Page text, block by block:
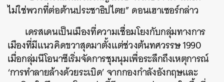
ไม่ใช่พวกที่ต่อต้านประชาธิปไตย”ดอนเฮาเซอร์กล่าว
เดรสเดนเป็นเมืองที่ความเชื่อมโยงกับกลุ่มทางการ
เมืองที่มีแนวคิดขวาสุดมาตั้งแต่ช่วงต้นทศวรรษ1990
เมื่อกลุ่มนีโอนาซีเริ่มจัดการชุมนุมเพื่อระลึกถึงเหตุการณ์
‘การทำลายล้างด้วยระเบิด’จากกองกำลังอังกฤษและ